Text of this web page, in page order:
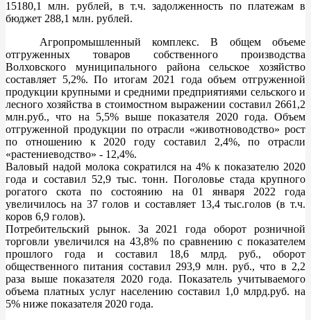
15180,1 млн. рублей, в т.ч. задолженность по платежам в
бюджет 288,1 млн. рублей.
Агропромышленный комплекс. В общем объеме
отгруженных товаров собственного производства
Волховского муниципального района сельское хозяйство
составляет 5,2%. По итогам 2021 года объем отгруженной
продукции крупными и средними предприятиями сельского и
лесного хозяйства в стоимостном выражении составил 2661,2
млн.руб., что на 5,5% выше показателя 2020 года. Объем
отгруженной продукции по отрасли «животноводство» рост
по отношению к 2020 году составил 2,4%, по отрасли
«растениеводство» - 12,4%.
Валовый надой молока сократился на 4% к показателю 2020
года и составил 52,9 тыс. тонн. Поголовье стада крупного
рогатого скота по состоянию на 01 января 2022 года
увеличилось на 37 голов и составляет 13,4 тыс.голов (в т.ч.
коров 6,9 голов).
Потребительский рынок. За 2021 года оборот розничной
торговли увеличился на 43,8% по сравнению с показателем
прошлого года и составил 18,6 млрд. руб., оборот
общественного питания составил 293,9 млн. руб., что в 2,2
раза выше показателя 2020 года. Показатель учитываемого
объема платных услуг населению составил 1,0 млрд.руб. на
5% ниже показателя 2020 года.